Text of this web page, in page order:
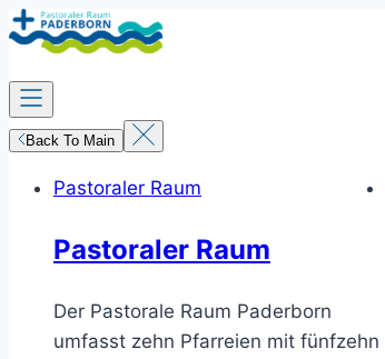
Zum
Inhalt
springen
Back To Main
Pastoraler Raum
Pastoraler Raum
Der Pastorale Raum Paderborn
umfasst zehn Pfarreien mit fünfzehn